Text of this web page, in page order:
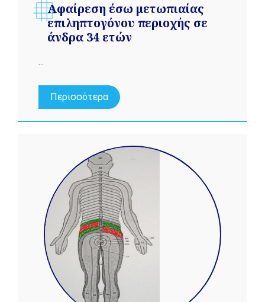
Αφαίρεση έσω μετωπιαίας
επιληπτογόνου περιοχής σε
άνδρα 34 ετών
...
Περισσότερα